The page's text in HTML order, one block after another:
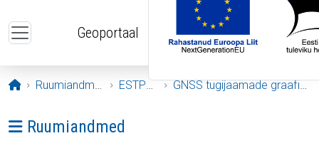
Geoportaal
Avaleht
Ruumiandmed ESTPOS GNSS tugijaamade graafikud
Ava menüü: Ruumiandmed
Ruumiandmed